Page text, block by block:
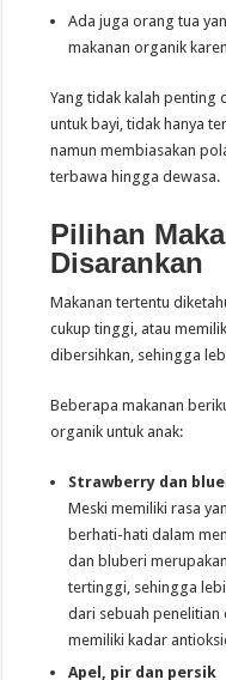
Ada juga orang tua
makanan organik
Yang tidak kalah penting
untuk bayi, tidak hanya
namun membiasakan
terbawa hingga dewasa.
Pilihan
Disarankan
Makanan tertentu
cukup tinggi, atau
dibersihkan, sehingga
Beberapa makanan
organik untuk anak:
Strawberry dan
Meski memiliki rasa
berhati-hati dalam
dan bluberi
tertinggi, sehingga
dari sebuah penelitian
memiliki kadar
Apel, pir dan persik